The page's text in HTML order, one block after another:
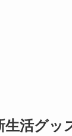
生活グッ